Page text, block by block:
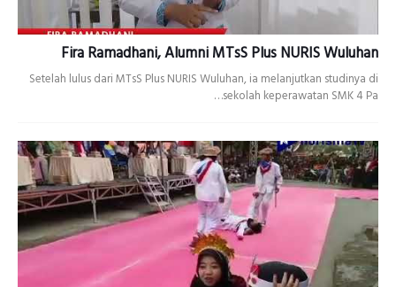
Fira Ramadhani, Alumni MTsS Plus NURIS Wuluhan
Setelah lulus dari MTsS Plus NURIS Wuluhan, ia melanjutkan studinya di
sekolah keperawatan SMK 4 Pa…